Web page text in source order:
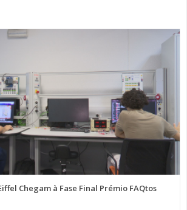
Chegam à Fase Final Prémio FAQtos